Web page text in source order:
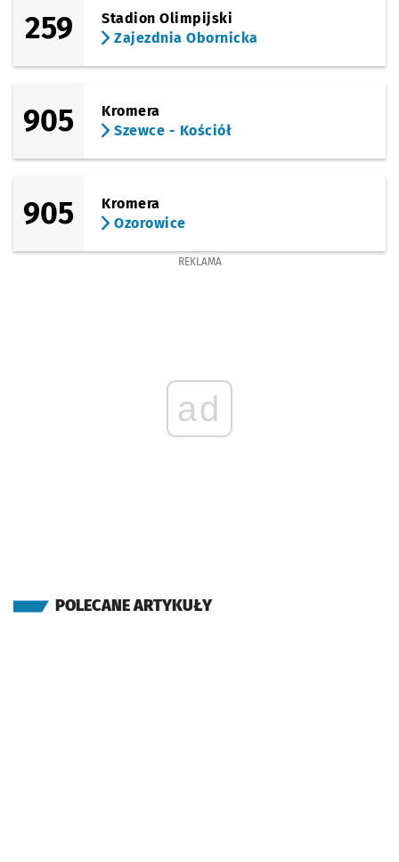
259
Stadion Olimpijski
Zajezdnia Obornicka
905
Kromera
Szewce - Kościół
905
Kromera
Ozorowice
REKLAMA
ad
POLECANE ARTYKUŁY